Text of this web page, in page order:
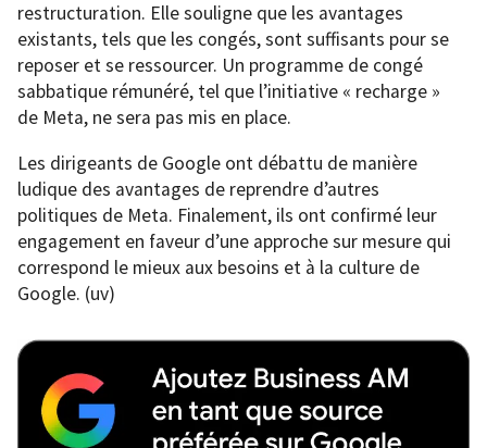
restructuration. Elle souligne que les avantages
existants, tels que les congés, sont suffisants pour se
reposer et se ressourcer. Un programme de congé
sabbatique rémunéré, tel que l’initiative « recharge »
de Meta, ne sera pas mis en place.
Les dirigeants de Google ont débattu de manière
ludique des avantages de reprendre d’autres
politiques de Meta. Finalement, ils ont confirmé leur
engagement en faveur d’une approche sur mesure qui
correspond le mieux aux besoins et à la culture de
Google. (uv)